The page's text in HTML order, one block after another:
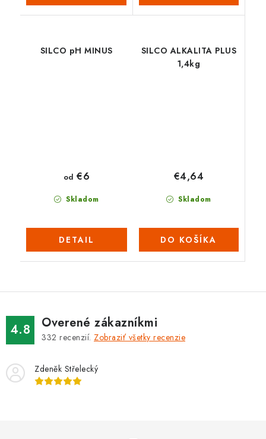
SILCO pH MINUS
Skladom
od €6
DETAIL
SILCO ALKALITA PLUS
1,4kg
Skladom
€4,64
DO KOŠÍKA
4.8 Overené zákazníkmi
332 recenzií. Zobraziť všetky recenzie
Zdeněk Střelecký